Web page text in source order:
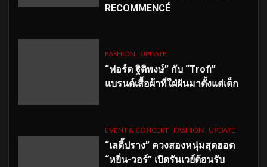
RECOMMENCÉ
FASHION UPDATE
“ฟอร์ด ฐิติพงษ์” กับ “Trofi”
แบรนด์เสื้อผ้าที่ใฝ่ฝันมาตั้งแต่เด็ก
EVENT & CONCERT FASHION UPDATE
“เลดี้ปราง” ควงสองหนุ่มสุดฮอต
“หยิ่น-วอร์” เปิดรันเวย์ต้อนรับ